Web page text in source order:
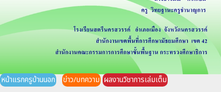
หน้าแรกครูบ้านนอก ข่าว/บทความ ผลงานวิชาการเล่มเต็ม